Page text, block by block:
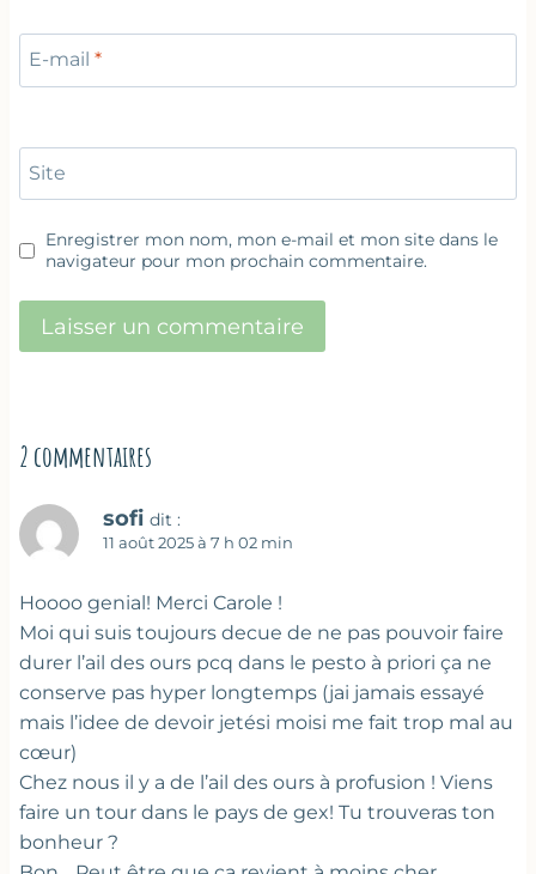
E-mail *
Site
Enregistrer mon nom, mon e-mail et mon site dans le
navigateur pour mon prochain commentaire.
2 commentaires
sofi dit :
11 août 2025 à 7 h 02 min
Hoooo genial! Merci Carole !
Moi qui suis toujours decue de ne pas pouvoir faire
durer l’ail des ours pcq dans le pesto à priori ça ne
conserve pas hyper longtemps (jai jamais essayé
mais l’idee de devoir jetési moisi me fait trop mal au
cœur)
Chez nous il y a de l’ail des ours à profusion ! Viens
faire un tour dans le pays de gex! Tu trouveras ton
bonheur ?